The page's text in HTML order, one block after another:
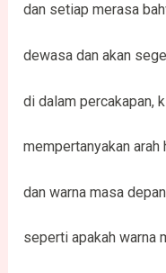
dan setiap merasa
dewasa dan akan
di dalam percakapan,
mempertanyakan arah
dan warna masa
seperti apakah warna